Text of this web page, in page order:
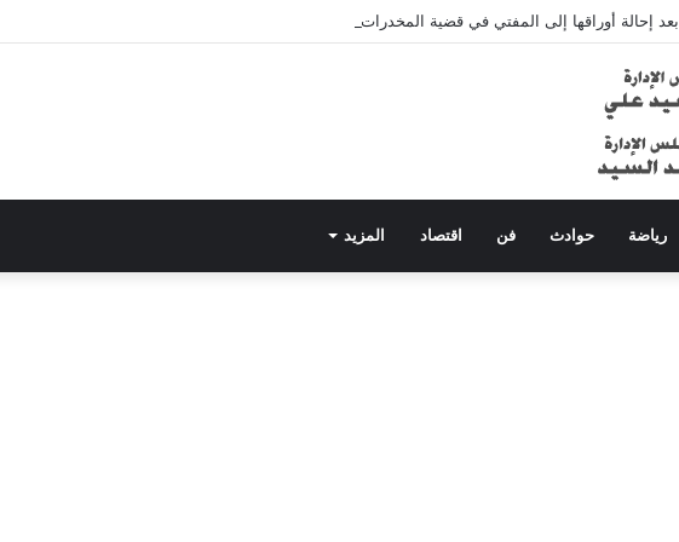
بعد إحالة أوراقها إلى المفتي في قضية المخدرات الكبرى.. من هي سارة خليفة؟
رياضة حوادث فن اقتصاد المزيد